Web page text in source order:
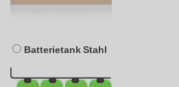
Batterietank Stahl